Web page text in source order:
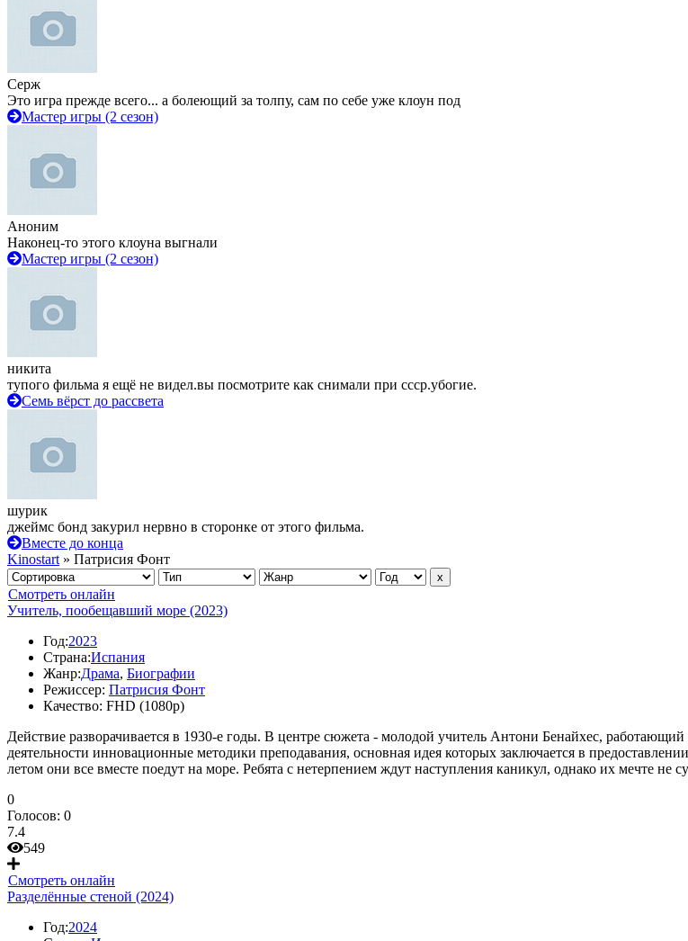
Серж
Это игра прежде всего... а болеющий за толпу, сам по себе уже клоун под
Мастер игры (2 сезон)
Аноним
Наконец-то этого клоуна выгнали
Мастер игры (2 сезон)
никита
тупого фильма я ещё не видел.вы посмотрите как снимали при ссср.убогие.
Семь вёрст до рассвета
шурик
джеймс бонд закурил нервно в сторонке от этого фильма.
Вместе до конца
Kinostart » Патрисия Фонт
Смотреть онлайн
Учитель, пообещавший море (2023)
Год:2023
Страна:Испания
Жанр:Драма, Биографии
Режиссер: Патрисия Фонт
Качество: FHD (1080p)
Действие разворачивается в 1930-е годы. В центре сюжета - молодой учитель Aнтoни Бeнaйxec,
деятельности инновационные методики преподавания, основная идея которых заключается в
летом они все вместе поедут на море. Ребята с нетерпением ждут наступления каникул, однако их мечте не
0
Голосов: 0
7.4
549
Смотреть онлайн
Разделённые стеной (2024)
Год:2024